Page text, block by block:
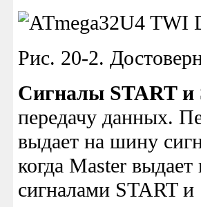
Рис. 20-2.
Сигналы START и
передачу данных.
выдает на шину
когда Master
сигналами START и